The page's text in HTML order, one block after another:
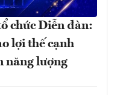
chức Diễn đàn:
lợi thế cạnh
năng lượng